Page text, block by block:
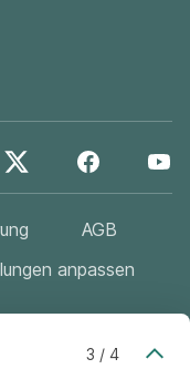
3 / 4
AGB
anpassen